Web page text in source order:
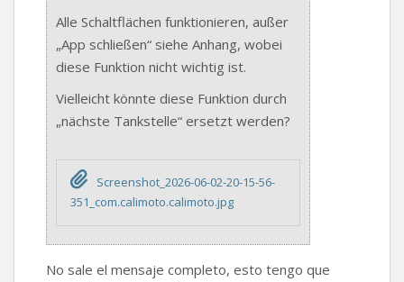
Alle Schaltflächen funktionieren, außer
„App schließen“ siehe Anhang, wobei
diese Funktion nicht wichtig ist.
Vielleicht könnte diese Funktion durch
„nächste Tankstelle“ ersetzt werden?
Screenshot_2026-06-02-20-15-56-
351_com.calimoto.calimoto.jpg
No sale el mensaje completo, esto tengo que